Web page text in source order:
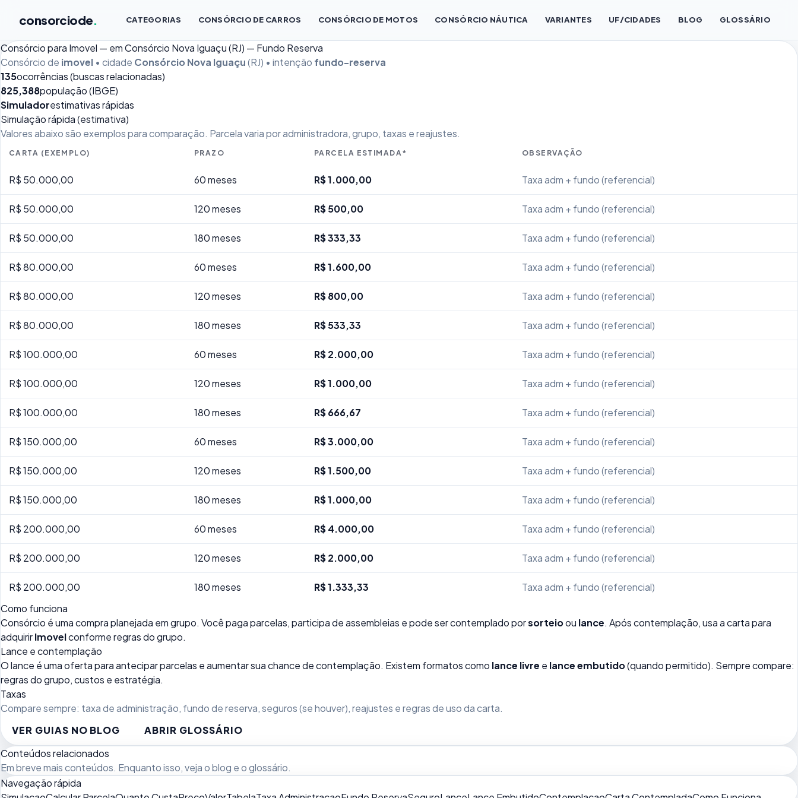
consorciode. CATEGORIAS CONSÓRCIO DE CARROS CONSÓRCIO DE MOTOS CONSÓRCIO NÁUTICA VARIANTES UF/CIDADES BLOG GLOSSÁRIO
Consórcio para Imovel — em Consórcio Nova Iguaçu (RJ) — Fundo Reserva
Consórcio de imovel • cidade Consórcio Nova Iguaçu(RJ) • intenção fundo-reserva
135ocorrências (buscas relacionadas)
825,388população (IBGE)
Simuladorestimativas rápidas
Simulação rápida (estimativa)
Valores abaixo são exemplos para comparação. Parcela varia por administradora, grupo, taxas e reajustes.
CARTA (EXEMPLO) PRAZO PARCELA ESTIMADA* OBSERVAÇÃO
R$ 50.000,00 60 meses R$ 1.000,00 Taxa adm + fundo (referencial)
R$ 50.000,00 120 meses R$ 500,00 Taxa adm + fundo (referencial)
R$ 50.000,00 180 meses R$ 333,33 Taxa adm + fundo (referencial)
R$ 80.000,00 60 meses R$ 1.600,00 Taxa adm + fundo (referencial)
R$ 80.000,00 120 meses R$ 800,00 Taxa adm + fundo (referencial)
R$ 80.000,00 180 meses R$ 533,33 Taxa adm + fundo (referencial)
R$ 100.000,00 60 meses R$ 2.000,00 Taxa adm + fundo (referencial)
R$ 100.000,00 120 meses R$ 1.000,00 Taxa adm + fundo (referencial)
R$ 100.000,00 180 meses R$ 666,67 Taxa adm + fundo (referencial)
R$ 150.000,00 60 meses R$ 3.000,00 Taxa adm + fundo (referencial)
R$ 150.000,00 120 meses R$ 1.500,00 Taxa adm + fundo (referencial)
R$ 150.000,00 180 meses R$ 1.000,00 Taxa adm + fundo (referencial)
R$ 200.000,00 60 meses R$ 4.000,00 Taxa adm + fundo (referencial)
R$ 200.000,00 120 meses R$ 2.000,00 Taxa adm + fundo (referencial)
R$ 200.000,00 180 meses R$ 1.333,33
Taxa adm + fundo (referencial)
Como funciona
Consórcio é uma compra planejada em grupo. Você paga parcelas, participa de assembleias e pode ser contemplado porsorteioou lance. Após contemplação, usa a carta para
adquirirImovelconforme regras do grupo.
Lance e contemplação
O lance é uma oferta para antecipar parcelas e aumentar sua chance de contemplação. Existem formatos como lance livre e lance embutido(quando permitido). Sempre compare:
regras do grupo, custos e estratégia.
Taxas
Compare sempre: taxa de administração, fundo de reserva, seguros (se houver), reajustes e regras de uso da carta.
VER GUIAS NO BLOG
ABRIR GLOSSÁRIO
Conteúdos relacionados
Em breve mais conteúdos. Enquanto isso, vejao blog e oglossário.
Navegação rápida